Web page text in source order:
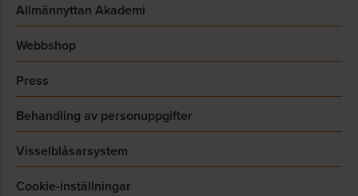
Allmännyttan Akademi
Webbshop
Press
Behandling av personuppgifter
Visselblåsarsystem
Cookie-inställningar